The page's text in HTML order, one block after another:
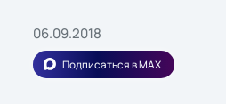
06.09.2018
Подписаться в MAX